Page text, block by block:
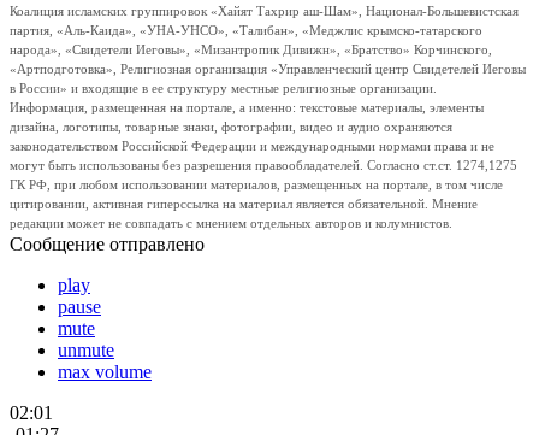
Коалиция исламских группировок «Хайят Тахрир аш-Шам», Национал-Большевистская
партия, «Аль-Каида», «УНА-УНСО», «Талибан», «Меджлис крымско-татарского
народа», «Свидетели Иеговы», «Мизантропик Дивижн», «Братство» Корчинского,
«Артподготовка», Религиозная организация «Управленческий центр Свидетелей Иеговы
в России» и входящие в ее структуру местные религиозные организации.
Информация, размещенная на портале, а именно: текстовые материалы, элементы
дизайна, логотипы, товарные знаки, фотографии, видео и аудио охраняются
законодательством Российской Федерации и международными нормами права и не
могут быть использованы без разрешения правообладателей. Согласно ст.ст. 1274,1275
ГК РФ, при любом использовании материалов, размещенных на портале, в том числе
цитировании, активная гиперссылка на материал является обязательной. Мнение
редакции может не совпадать с мнением отдельных авторов и колумнистов.
Сообщение отправлено
play
pause
mute
unmute
max volume
02:01